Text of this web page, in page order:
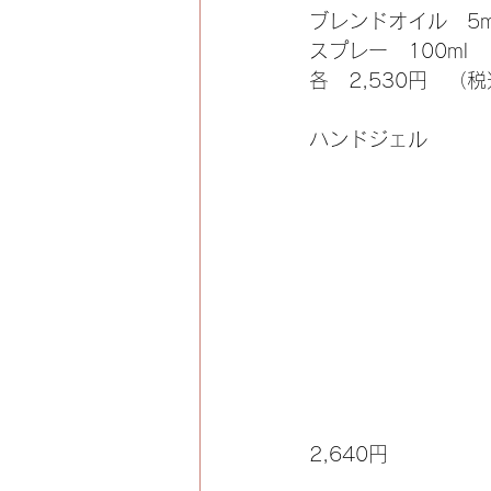
ブレンドオイル　
スプレー　100ml
各　2,530円　（税
ハンドジェル
2,640円